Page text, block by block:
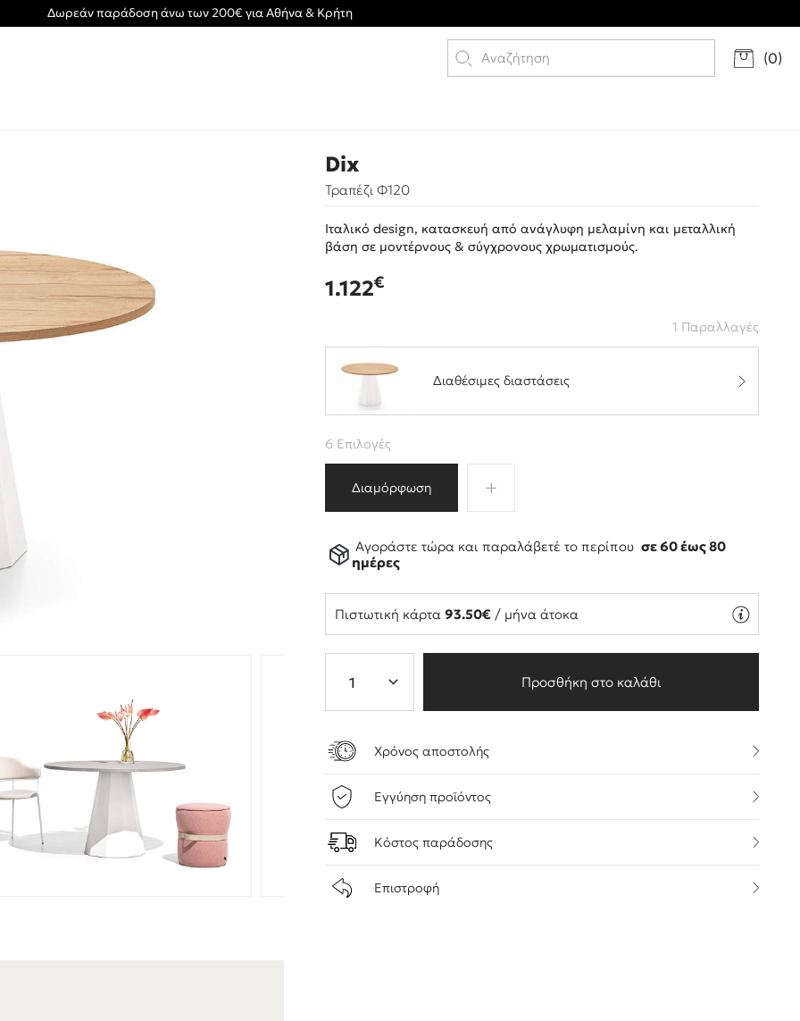
Δωρεάν παράδοση άνω των 200€ για Αθήνα & Κρήτη
(0)
Dix
Τραπέζι Φ120
Ιταλικό design, κατασκευή από ανάγλυφη μελαμίνη και μεταλλική
βάση σε μοντέρνους & σύγχρονους χρωματισμούς.
1.122€
1 Παραλλαγές
Διαθέσιμες διαστάσεις
Διαμόρφωση
6 Επιλογές
Αγοράστε τώρα και παραλάβετέ το περίπου σε 60 έως 80
ημέρες
Πιστωτική κάρτα93.50€ / μήνα άτοκα
Προσθήκη στο καλάθι
Χρόνος αποστολής
Εγγύηση προϊόντος
Κόστος παράδοσης
Επιστροφή